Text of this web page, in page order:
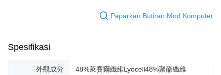
Paparkan Butiran Mod Komputer
Spesifikasi
外觀成分
48%萊賽爾纖維Lyocell48%聚酯纖維